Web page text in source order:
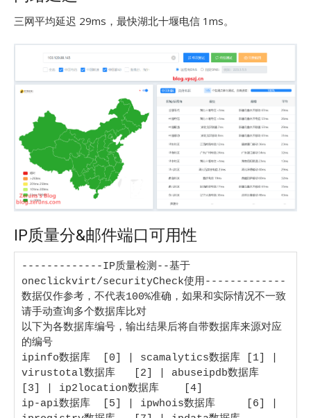
三网平均延迟 29ms，最快湖北十堰电信 1ms。
IP质量分&邮件端口可用性
-------------IP质量检测--基于
oneclickvirt/securityCheck使用-------------
数据仅作参考，不代表100%准确，如果和实际情况不一致
请手动查询多个数据库比对
以下为各数据库编号，输出结果后将自带数据库来源对应
的编号
ipinfo数据库  [0] | scamalytics数据库 [1] |
virustotal数据库   [2] | abuseipdb数据库
[3] | ip2location数据库    [4]
ip-api数据库  [5] | ipwhois数据库     [6] |